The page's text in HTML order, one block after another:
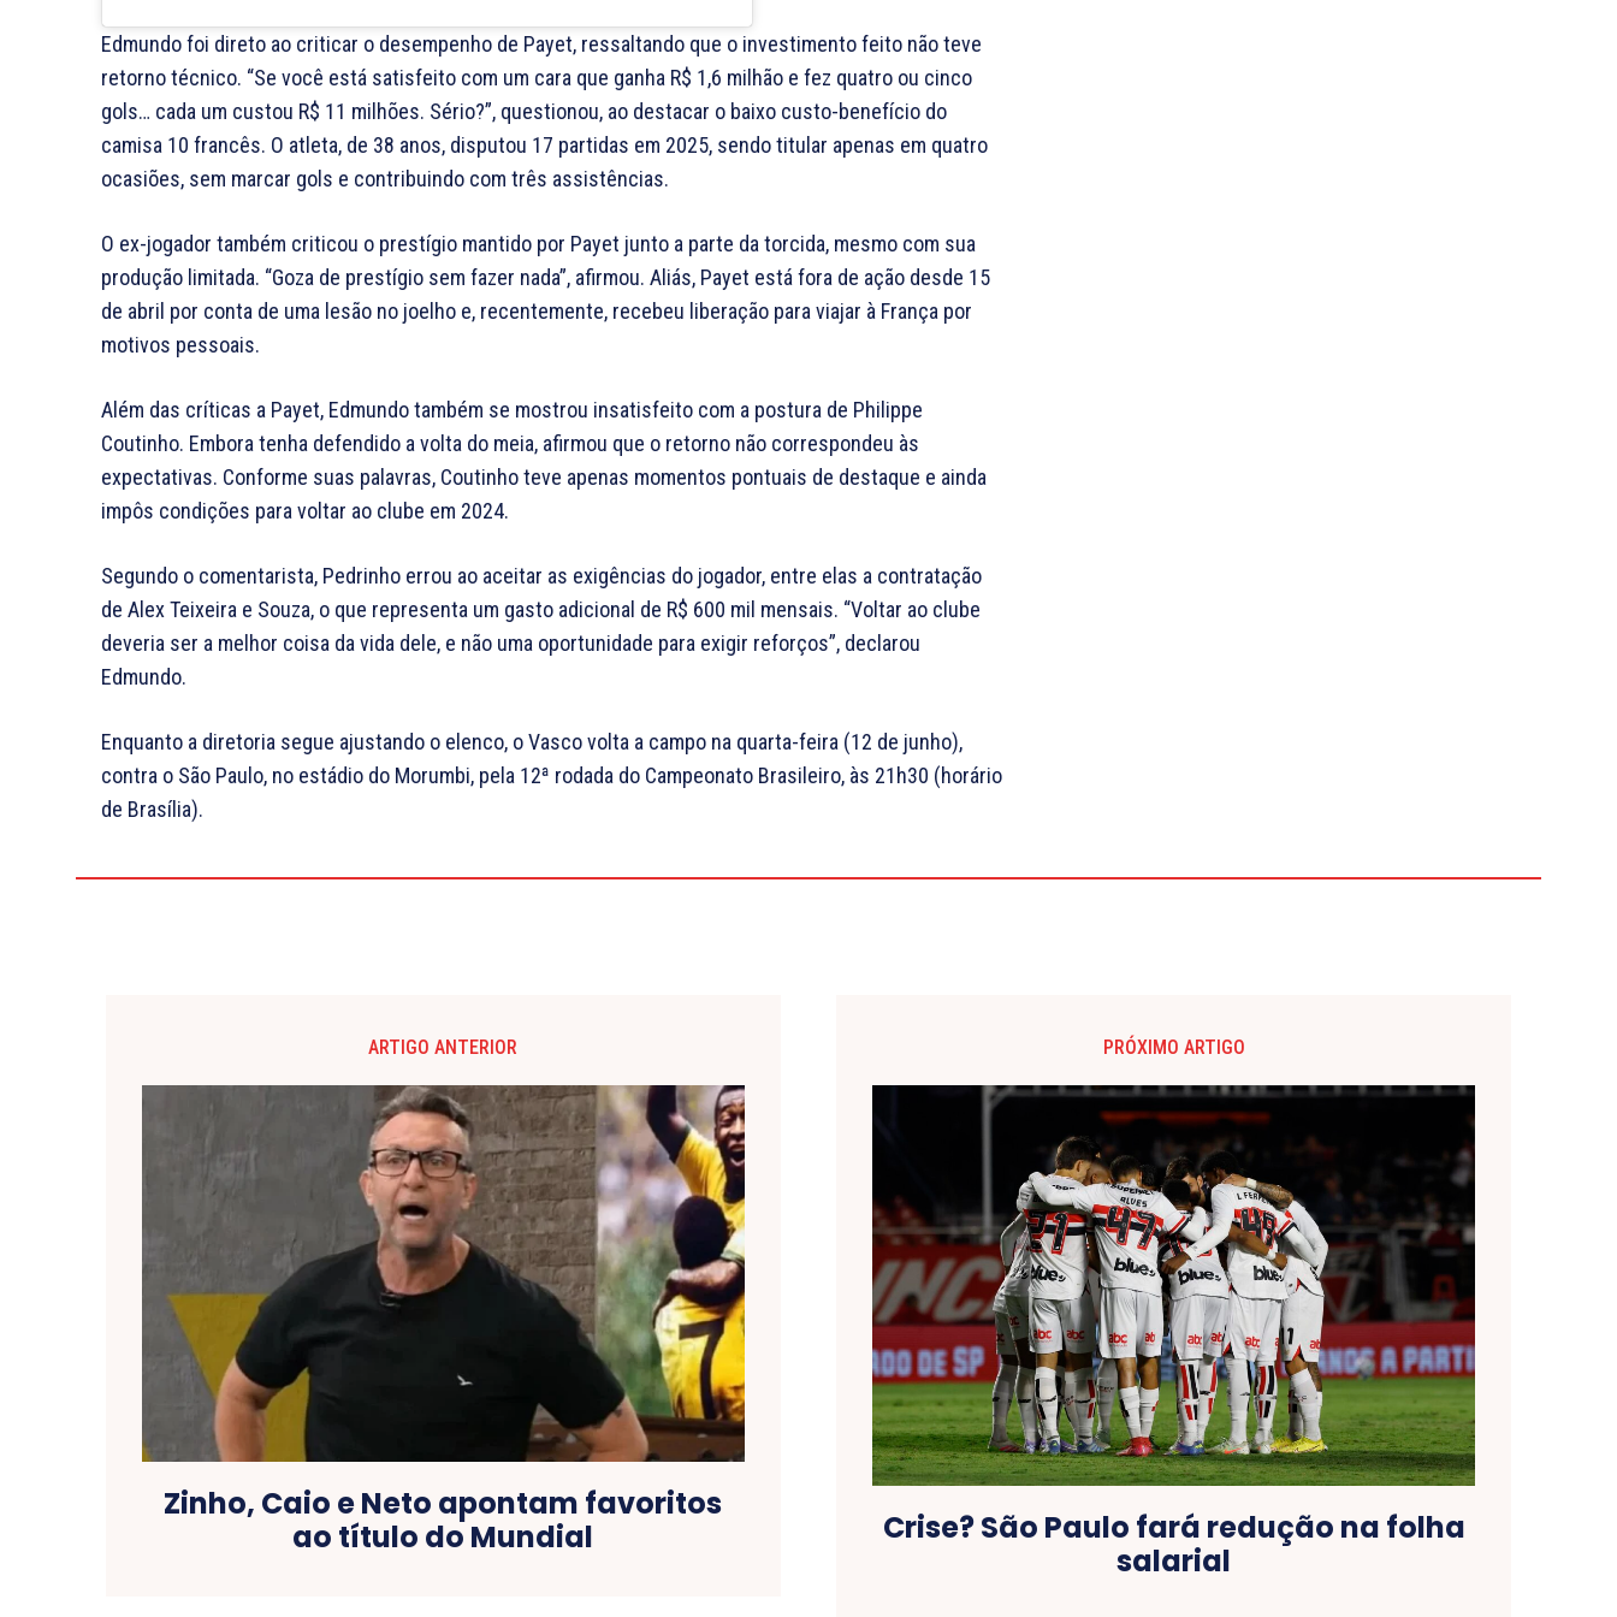
Edmundo foi direto ao criticar o desempenho de Payet, ressaltando que o investimento feito não teve
retorno técnico. “Se você está satisfeito com um cara que ganha R$ 1,6 milhão e fez quatro ou cinco
gols… cada um custou R$ 11 milhões. Sério?”, questionou, ao destacar o baixo custo-benefício do
camisa 10 francês. O atleta, de 38 anos, disputou 17 partidas em 2025, sendo titular apenas em quatro
ocasiões, sem marcar gols e contribuindo com três assistências.
O ex-jogador também criticou o prestígio mantido por Payet junto a parte da torcida, mesmo com sua
produção limitada. “Goza de prestígio sem fazer nada”, afirmou. Aliás, Payet está fora de ação desde 15
de abril por conta de uma lesão no joelho e, recentemente, recebeu liberação para viajar à França por
motivos pessoais.
Além das críticas a Payet, Edmundo também se mostrou insatisfeito com a postura de Philippe
Coutinho. Embora tenha defendido a volta do meia, afirmou que o retorno não correspondeu às
expectativas. Conforme suas palavras, Coutinho teve apenas momentos pontuais de destaque e ainda
impôs condições para voltar ao clube em 2024.
Segundo o comentarista, Pedrinho errou ao aceitar as exigências do jogador, entre elas a contratação
de Alex Teixeira e Souza, o que representa um gasto adicional de R$ 600 mil mensais. “Voltar ao clube
deveria ser a melhor coisa da vida dele, e não uma oportunidade para exigir reforços”, declarou
Edmundo.
Enquanto a diretoria segue ajustando o elenco, o Vasco volta a campo na quarta-feira (12 de junho),
contra o São Paulo, no estádio do Morumbi, pela 12ª rodada do Campeonato Brasileiro, às 21h30 (horário
de Brasília).
ARTIGO ANTERIOR
Zinho, Caio e Neto apontam favoritos
ao título do Mundial
PRÓXIMO ARTIGO
Crise? São Paulo fará redução na folha
salarial